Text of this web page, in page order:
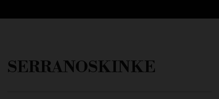
SERRANOSKINKE